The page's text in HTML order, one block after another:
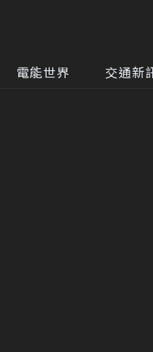
電能世界 交通新